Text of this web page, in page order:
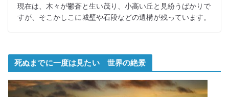
現在は、木々が鬱蒼と生い茂り、小高い丘と見紛うばかりで
すが、そこかしこに城壁や石段などの遺構が残っています。
死ぬまでに一度は見たい 世界の絶景